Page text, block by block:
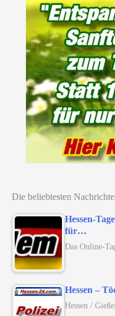
Die beliebtesten
Hessen-
für…
Das Online-
Hessen –
Hessen /